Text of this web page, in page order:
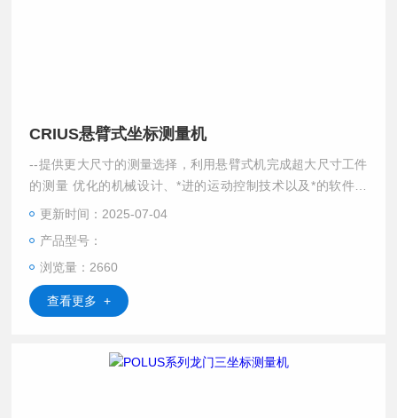
CRIUS悬臂式坐标测量机
--提供更大尺寸的测量选择，利用悬臂式机完成超大尺寸工件
的测量 优化的机械设计、*进的运动控制技术以及*的软件功
能，使得CRIUS系列三坐标测量机成为大型零件测量的理想选
更新时间：2025-07-04
产品型号：
浏览量：2660
查看更多 +